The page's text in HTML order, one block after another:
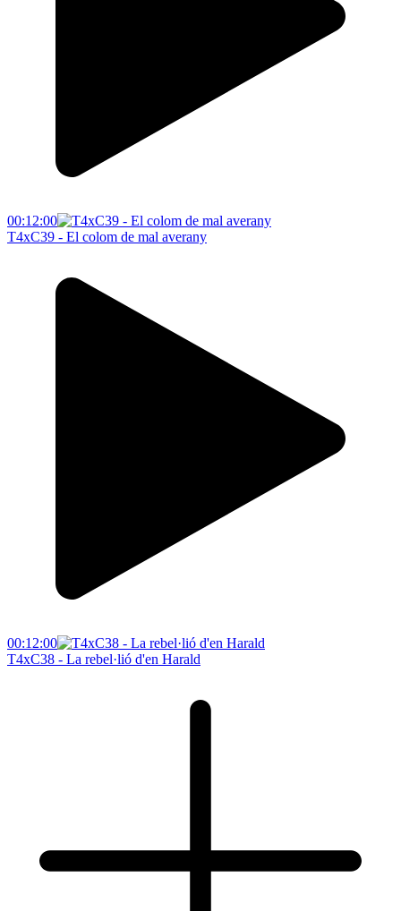
00:12:00
T4xC39 - El colom de mal averany
00:12:00
T4xC38 - La rebel·lió d'en Harald